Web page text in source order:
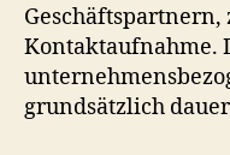
Geschäftspartnern,
Kontaktaufnahme.
grundsätzlich